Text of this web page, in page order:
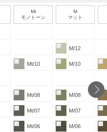
Mt
モノトーン
M
マット
M/12
Mt/10 M/10
Mt/08 M/08
Mt/07 M/07
Mt/06 M/06